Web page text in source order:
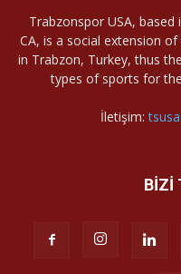
Trabzonspor USA, based
CA, is a social extension
in Trabzon, Turkey, thus
types of sports for
İletişim:
BİZİ